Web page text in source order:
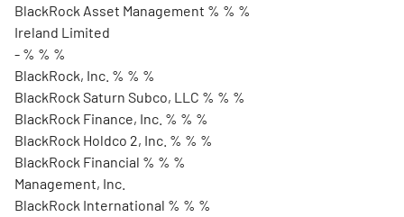
BlackRock Asset Management % % %
Ireland Limited
- % % %
BlackRock, Inc. % % %
BlackRock Saturn Subco, LLC % % %
BlackRock Finance, Inc. % % %
BlackRock Holdco 2, Inc. % % %
BlackRock Financial % % %
Management, Inc.
BlackRock International % % %